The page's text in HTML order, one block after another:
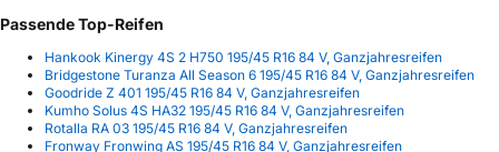
Passende Top-Reifen
Hankook Kinergy 4S 2 H750 195/45 R16 84 V, Ganzjahresreifen
Bridgestone Turanza All Season 6 195/45 R16 84 V, Ganzjahresreifen
Goodride Z 401 195/45 R16 84 V, Ganzjahresreifen
Kumho Solus 4S HA32 195/45 R16 84 V, Ganzjahresreifen
Rotalla RA 03 195/45 R16 84 V, Ganzjahresreifen
Fronway Fronwing AS 195/45 R16 84 V, Ganzjahresreifen